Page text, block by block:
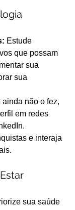
Estude
que possam
sua
sua
ainda não o fez,
em redes
e interaja
sua saúde